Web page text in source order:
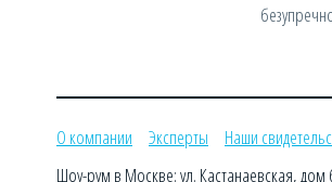
О компании Эксперты Наши
Шоу-рум в Москве: ул. Кастанаевская, дом